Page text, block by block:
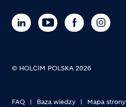
© HOLCIM POLSKA 2026
FAQ Baza wiedzy Mapa strony